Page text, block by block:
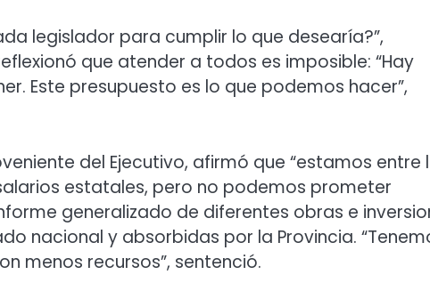
legislador para cumplir lo que desearía?”,
que atender a todos es imposible: “Hay
Este presupuesto es lo que podemos hacer”,
del Ejecutivo, afirmó que “estamos entre
estatales, pero no podemos prometer
generalizado de diferentes obras e
nacional y absorbidas por la Provincia.
menos recursos”, sentenció.